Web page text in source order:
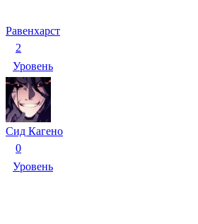
Равенхарст
2
Уровень
Сид Кагено
0
Уровень